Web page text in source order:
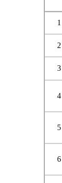
1
2
3
4
5
6